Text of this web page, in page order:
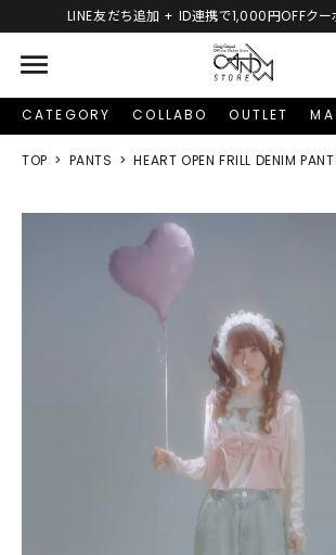
LINE友だち追加 + ID連携で1,000円OFFクー
menu
CATEGORY COLLABO OUTLET
TOP PANTS HEART OPEN FRILL DENIM